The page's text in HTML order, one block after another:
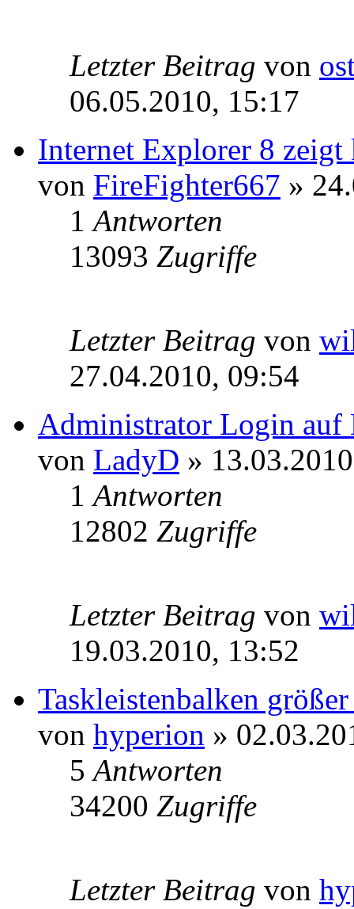
Letzter Beitrag von
06.05.2010, 15:17
Internet Explorer 8 zeigt
von FireFighter667 »
1Antworten
13093 Zugriffe
Letzter Beitrag von
27.04.2010, 09:54
Administrator Login auf
von LadyD »
1Antworten
12802 Zugriffe
Letzter Beitrag von
19.03.2010, 13:52
Taskleistenbalken
von hyperion »
5Antworten
34200 Zugriffe
Letzter Beitrag von